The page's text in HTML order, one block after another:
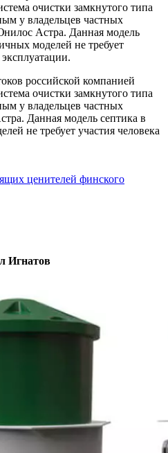
очистки замкнутого типа
у владельцев частных
Астра. Данная модель
моделей не требует
российской компанией
очистки замкнутого типа
у владельцев частных
Данная модель септика в
не требует участия человека
ценителей финского
Игнатов